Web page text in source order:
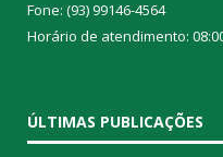
Fone: (93) 99146-4564
Horário de atendimento:
ÚLTIMAS PUBLICAÇÕES